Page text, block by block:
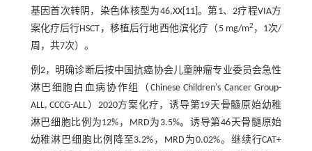
基因首次转阴，染色体核型为46,XX[11]。第1、2疗程VIA方
案化疗后行HSCT，移植后行地西他滨化疗（5 mg/m2 ，1次/
周，共7次）。
例2，明确诊断后按中国抗癌协会儿童肿瘤专业委员会急性
淋巴细胞白血病协作组（Chinese Children's Cancer Group-
ALL, CCCG-ALL）2020方案化疗，诱导第19天骨髓原始幼稚
淋巴细胞比例为12%，MRD为3.5%。诱导第46天骨髓原始
幼稚淋巴细胞比例降至3.2%，MRD为0.02%。继续行CAT+